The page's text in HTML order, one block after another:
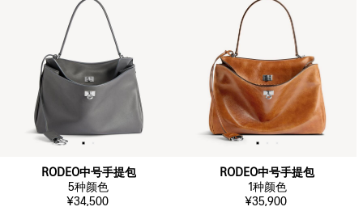
RODEO中号手提包
5种颜色
¥34,500
RODEO中号手提包
1种颜色
¥35,900